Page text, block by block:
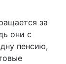
за
они с
пенсию,